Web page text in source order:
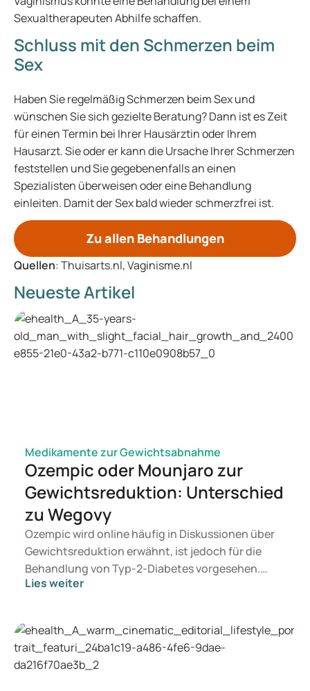
Sexualtherapeuten Abhilfe schaffen.
Schluss mit den Schmerzen beim
Sex
Haben Sie regelmäßig Schmerzen beim Sex und
wünschen Sie sich gezielte Beratung? Dann ist es Zeit
für einen Termin bei Ihrer Hausärztin oder Ihrem
Hausarzt. Sie oder er kann die Ursache Ihrer Schmerzen
feststellen und Sie gegebenenfalls an einen
Spezialisten überweisen oder eine Behandlung
einleiten. Damit der Sex bald wieder schmerzfrei ist.
Zu allen Behandlungen
Quellen: Thuisarts.nl, Vaginisme.nl
Neueste Artikel
Medikamente zur Gewichtsabnahme
Ozempic oder Mounjaro zur
Gewichtsreduktion: Unterschied
zu Wegovy
Ozempic wird online häufig in Diskussionen über
Gewichtsreduktion erwähnt, ist jedoch für die
Behandlung von Typ-2-Diabetes vorgesehen.
Suchen Sie eine Therapie zur Gewichtskontrolle,
geeignet ist, entscheidet ein Arzt auf Basis Ihrer
gesundheitlichen Verfassung, Ihres BMI und Ihrer
aktuellen Medikation.
Lies weiter